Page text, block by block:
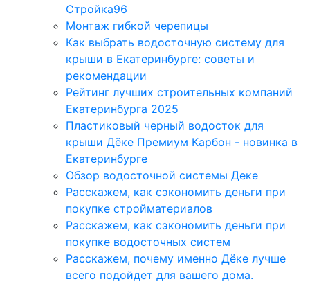
Стройка96
Монтаж гибкой черепицы
Как выбрать водосточную систему для
крыши в Екатеринбурге: советы и
рекомендации
Рейтинг лучших строительных компаний
Екатеринбурга 2025
Пластиковый черный водосток для
крыши Дёке Премиум Карбон - новинка в
Екатеринбурге
Обзор водосточной системы Деке
Расскажем, как сэкономить деньги при
покупке стройматериалов
Расскажем, как сэкономить деньги при
покупке водосточных систем
Расскажем, почему именно Дёке лучше
всего подойдет для вашего дома.